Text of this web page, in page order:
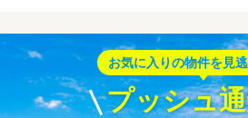
お気に入りの物件を見
プッシュ